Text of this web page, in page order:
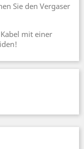
Sie den Vergaser
mit einer